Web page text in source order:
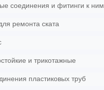
соединения и фитинги к ним
ремонта ската
и трикотажные
пластиковых труб